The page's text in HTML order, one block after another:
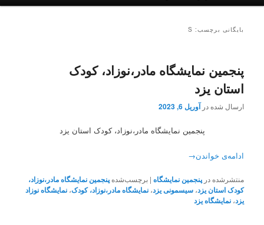
بایگانی برچسب: S
پنجمین نمایشگاه مادر،نوزاد، کودک
استان یزد
ارسال شده درآوریل 6, 2023
پنجمین نمایشگاه مادر،نوزاد، کودک استان یزد
ادامه‌ی خواندن→
منتشرشده در پنجمین نمایشگاه |برچسب‌شده پنجمین نمایشگاه مادر،نوزاد،
کودک استان یزد،سیسمونی یزد،نمایشگاه مادر،نوزاد، کودک،نمایشگاه نوزاد
یزد،نمایشگاه یزد